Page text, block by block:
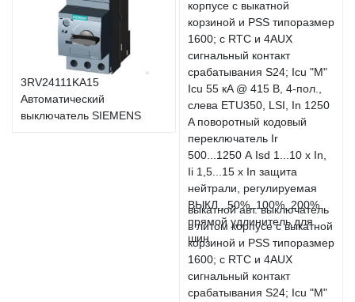
3RV24111KA15
Автоматический
выключатель SIEMENS
выкатной авт. выключатель
в литом корпусе с выкатной
корзиной и PSS типоразмер
1600; с RTC и 4AUX
сигнальный контакт
срабатывания S24; Icu "M"